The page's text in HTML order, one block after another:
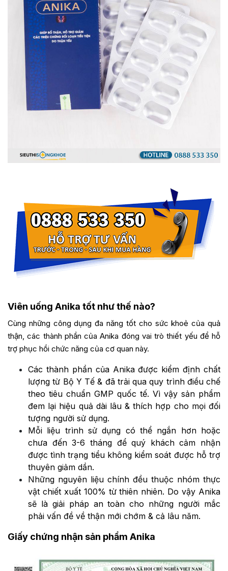
Viên uống Anika tốt như thế nào?
Cùng những công dụng đa năng tốt cho sức khoẻ của quả
thận, các thành phần của Anika đóng vai trò thiết yếu để hỗ
trợ phục hồi chức năng của cơ quan này.
Các thành phần của Anika được kiểm định chất
lượng từ Bộ Y Tế & đã trải qua quy trình điều chế
theo tiêu chuẩn GMP quốc tế. Vì vậy sản phẩm
đem lại hiệu quả dài lâu & thích hợp cho mọi đối
tượng người sử dụng.
Mỗi liệu trình sử dụng có thể ngắn hơn hoặc
chưa đến 3-6 tháng để quý khách cảm nhận
được tình trạng tiểu không kiểm soát được hỗ trợ
thuyên giảm dần.
Những nguyên liệu chính đều thuộc nhóm thực
vật chiết xuất 100% từ thiên nhiên. Do vậy Anika
sẽ là giải pháp an toàn cho những người mắc
phải vấn đề về thận mới chớm & cả lâu năm.
Giấy chứng nhận sản phẩm Anika